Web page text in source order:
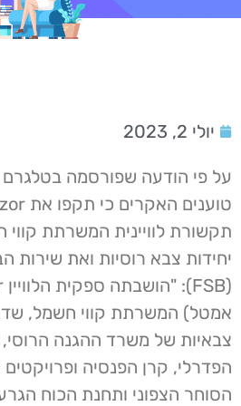
יולי 2, 2023
על פי הודעה שפורסמה
תקשורת לוויינית המשרתת
יחידות צבא רוסיות ואת שירות
אמטל) המשרתת קווי חשמל,
צבאיות של משרד ההגנה הרוסי,
הפדרלי, קרן הפנסיה